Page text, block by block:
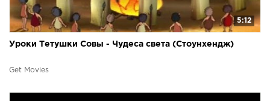
5:12
Уроки Тетушки Совы - Чудеса света (Стоунхендж)
Get Movies